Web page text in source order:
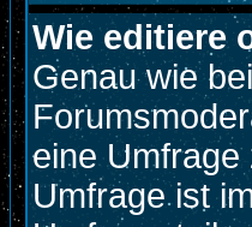
Wie editiere
Genau wie
eine Umfrage
Umfrage ist